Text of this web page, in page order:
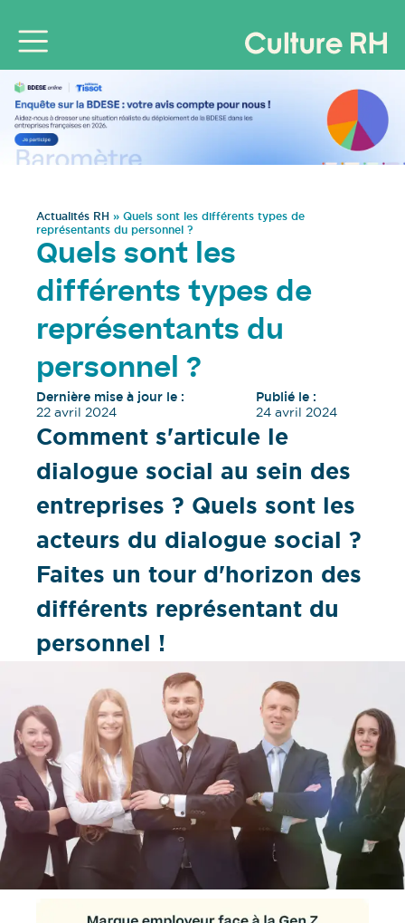
Actualités RH » Quels sont les différents types de
représentants du personnel ?
Quels sont les
différents types de
représentants du
personnel ?
Dernière mise à jour le :
22 avril 2024
Publié le :
24 avril 2024
Comment s'articule le
dialogue social au sein des
entreprises ? Quels sont les
acteurs du dialogue social ?
Faites un tour d'horizon des
différents représentant du
personnel !